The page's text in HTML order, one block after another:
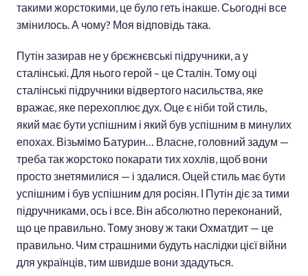
такими жорстокими, це було геть інакше. Сьогодні все
змінилось. А чому? Моя відповідь така.
Путін зазирав не у брєжнєвські підручники, а у
сталінські. Для нього герой – це Сталін. Тому оці
сталінські підручники відвертого насильства, яке
вражає, яке перехоплює дух. Оце є ніби той стиль,
який має бути успішним і який був успішним в минулих
епохах. Візьмімо Батурин… Власне, головний задум —
треба так жорстоко покарати тих хохлів, щоб вони
просто знетямилися — і здалися. Оцей стиль має бути
успішним і був успішним для росіян. І Путін діє за тими
підручниками, ось і все. Він абсолютно переконаний,
що це правильно. Тому знову ж таки Охматдит — це
правильно. Чим страшними будуть наслідки цієї війни
для українців, тим швидше вони здадуться.